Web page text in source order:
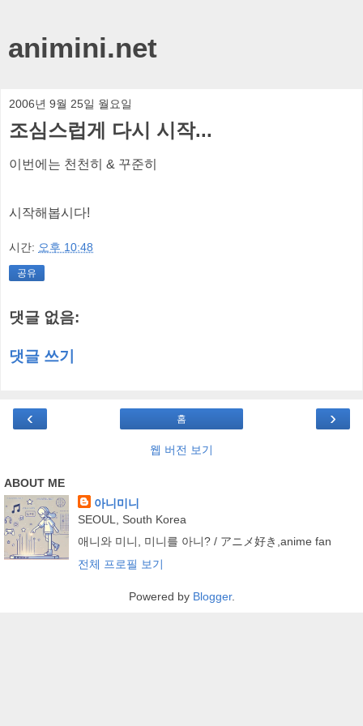
animini.net
2006년 9월 25일 월요일
조심스럽게 다시 시작...
이번에는 천천히 & 꾸준히
시작해봅시다!
시간: 오후 10:48
공유
댓글 없음:
댓글 쓰기
‹ ›
홈
웹 버전 보기
ABOUT ME
아니미니
SEOUL, South Korea
애니와 미니, 미니를 아니? / アニメ好き,anime fan
전체 프로필 보기
Powered by Blogger.